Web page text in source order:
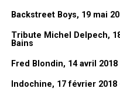
Dessin de Lionel Gédébé,
Backstreet Boys, 19 mai
Tribute Michel Delpech,
Bains
Fred Blondin, 14 avril
Indochine, 17 février 2018